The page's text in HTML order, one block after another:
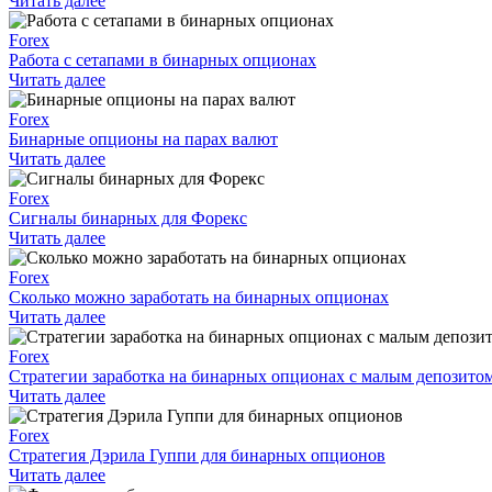
Forex
Работа с сетапами в бинарных опционах
Читать далее
Forex
Бинарные опционы на парах валют
Читать далее
Forex
Сигналы бинарных для Форекс
Читать далее
Forex
Сколько можно заработать на бинарных опционах
Читать далее
Forex
Стратегии заработка на бинарных опционах с малым
Читать далее
Forex
Стратегия Дэрила Гуппи для бинарных опционов
Читать далее